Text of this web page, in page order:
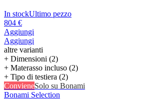
In stockUltimo pezzo
804 €
Aggiungi
Aggiungi
altre varianti
+ Dimensioni (2)
+ Materasso incluso (2)
+ Tipo di testiera (2)
ConvieneSolo su Bonami
Bonami Selection